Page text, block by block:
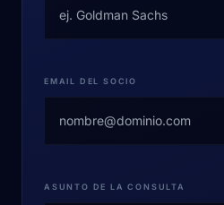
EMAIL DEL SOCIO
ASUNTO DE LA CONSULTA